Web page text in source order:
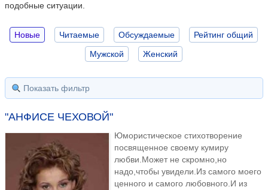
подобные ситуации.
Новые Читаемые Обсуждаемые
Рейтинг общий
Мужской
Женский
Показать фильтр
"АНФИСЕ ЧЕХОВОЙ"
Юмористическое стихотворение
посвященное своему кумиру
любви.Может не скромно,но
надо,чтобы увидели.Из самого моего
ценного и самого любовного.И из